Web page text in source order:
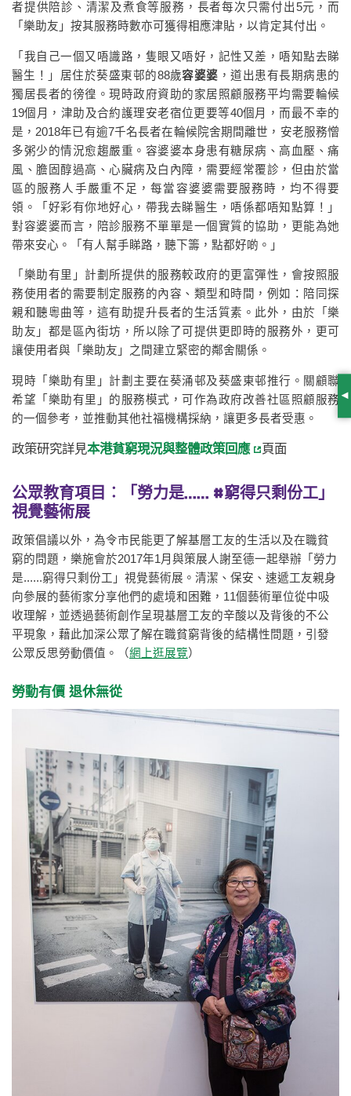
者提供陪診、清潔及煮食等服務，長者每次只需付出5元，而
「樂助友」按其服務時數亦可獲得相應津貼，以肯定其付出。
「我自己一個又唔識路，隻眼又唔好，記性又差，唔知點去睇
醫生！」居住於葵盛東邨的88歲容婆婆 ，道出患有長期病患的
獨居長者的徬徨。現時政府資助的家居照顧服務平均需要輪候
19個月，津助及合約護理安老宿位更要等40個月，而最不幸的
是，2018年已有逾7千名長者在輪候院舍期間離世，安老服務憎
多粥少的情況愈趨嚴重。容婆婆本身患有糖尿病、高血壓、痛
風、膽固醇過高、心臟病及白內障，需要經常覆診，但由於當
區的服務人手嚴重不足，每當容婆婆需要服務時，均不得要
領。「好彩有你地好心，帶我去睇醫生，唔係都唔知點算！」
對容婆婆而言，陪診服務不單單是一個實質的協助，更能為她
帶來安心。「有人幫手睇路，聽下籌，點都好啲。」
「樂助有里」計劃所提供的服務較政府的更富彈性，會按照服
務使用者的需要制定服務的內容、類型和時間，例如：陪同探
親和聽粵曲等，這有助提升長者的生活質素。此外，由於「樂
助友」都是區內街坊，所以除了可提供更即時的服務外，更可
讓使用者與「樂助友」之間建立緊密的鄰舍關係。
現時「樂助有里」計劃主要在葵涌邨及葵盛東邨推行。關顧聯
希望「樂助有里」的服務模式，可作為政府改善社區照顧服務
的一個參考，並推動其他社福機構採納，讓更多長者受惠。
政策研究詳見本港貧窮現況與整體政策回應 頁面
公眾教育項目︰「勞力是…… #窮得只剩份工」
視覺藝術展
政策倡議以外，為令市民能更了解基層工友的生活以及在職貧
窮的問題，樂施會於2017年1月與策展人謝至德一起舉辦「勞力
是......窮得只剩份工」視覺藝術展。清潔、保安、速遞工友親身
向參展的藝術家分享他們的處境和困難，11個藝術單位從中吸
收理解，並透過藝術創作呈現基層工友的辛酸以及背後的不公
平現象，藉此加深公眾了解在職貧窮背後的結構性問題，引發
公眾反思勞動價值。（網上逛展覽）
勞動有價 退休無從